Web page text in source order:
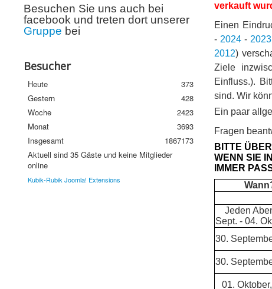
Besuchen Sie uns auch bei
facebook und treten dort unserer
Gruppe bei
Besucher
Heute
373
Gestern
428
Woche
2423
Monat
3693
Insgesamt
1867173
Aktuell sind 35 Gäste und keine Mitglieder
online
Kubik-Rubik Joomla! Extensions
verkauft
Einen
- 2024- 2023
2012)
Ziele
Einfluss.).
sind. Wir
Ein paar
Fragen
BITTE
WENN SIE
IMMER
Jeden
Sept. - 04.
30.
30.
01.